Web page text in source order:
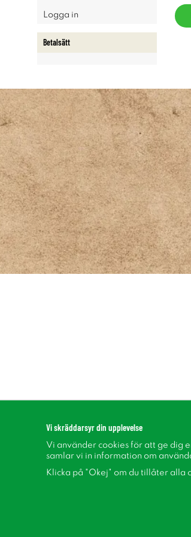
Logga in
Betalsätt
Vi skräddarsyr din upplevelse
Vi använder cookies för att ge dig
samlar vi in information om
Klicka på "Okej" om du tillåter alla